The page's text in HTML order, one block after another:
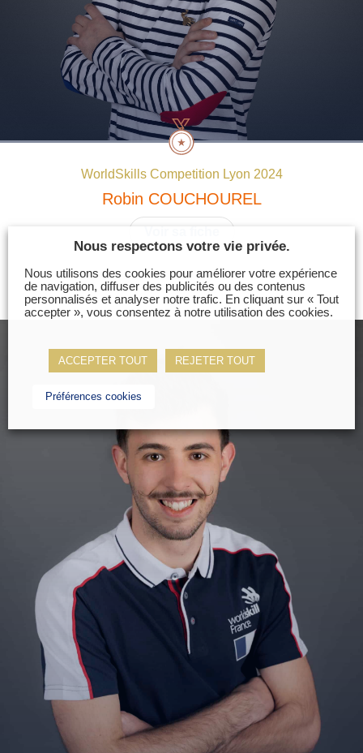
WorldSkills Competition Lyon 2024
Robin COUCHOUREL
Nous respectons votre vie privée.
Nous utilisons des cookies pour améliorer votre expérience
de navigation, diffuser des publicités ou des contenus
personnalisés et analyser notre trafic. En cliquant sur « Tout
accepter », vous consentez à notre utilisation des cookies.
ACCEPTER TOUT REJETER TOUT
Préférences cookies